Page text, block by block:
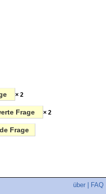
× 2
Frage × 2
Frage
über FAQ